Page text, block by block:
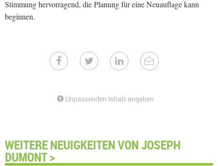
Stimmung hervorragend, die Planung für eine Neuauflage kann
beginnen.
Unpassenden Inhalt angeben
WEITERE NEUIGKEITEN VON JOSEPH
DUMONT >